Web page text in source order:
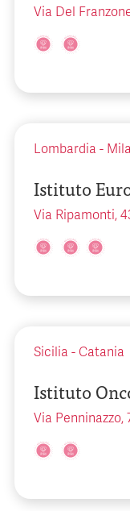
Via Del
Lombardia -
Istituto
Via Ripamonti,
Sicilia - Catania
Istituto
Via Penninazzo,